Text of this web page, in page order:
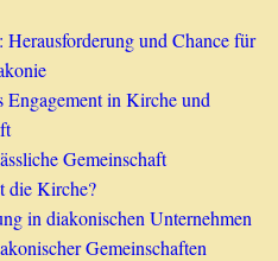
Herausforderung und Chance für
Engagement in Kirche und
Gemeinschaft
die Kirche?
in diakonischen Unternehmen
Gemeinschaften